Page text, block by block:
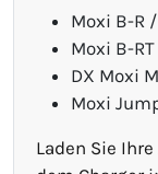
Moxi B-R
Moxi B-
DX Moxi
Moxi
Laden Sie